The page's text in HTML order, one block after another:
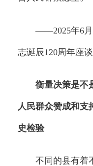
——2025年6月
志诞辰120周年座
衡量决策是不
人民群众赞成和支
史检验
不同的县有着不